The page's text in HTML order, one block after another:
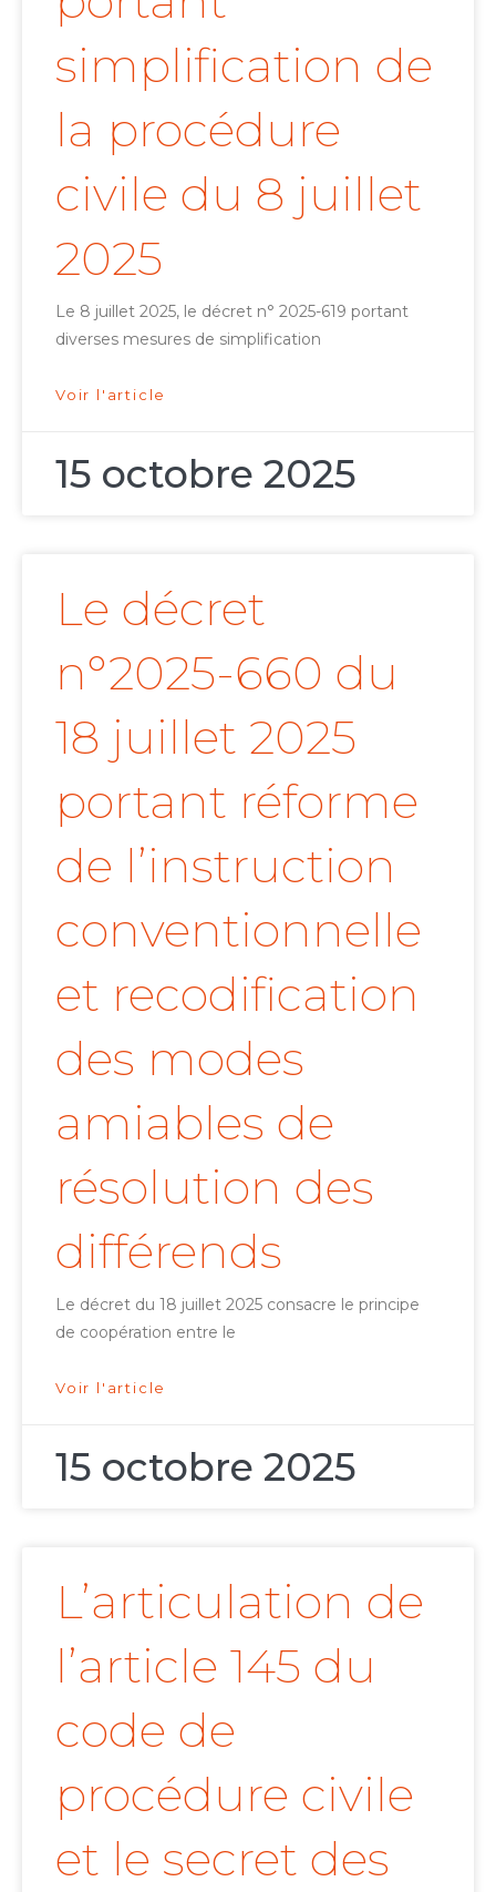
simplification de
la procédure
civile du 8 juillet
2025
Le 8 juillet 2025, le décret n° 2025-619 portant
diverses mesures de simplification
Voir l'article
15 octobre 2025
Le décret
n°2025-660 du
18 juillet 2025
portant réforme
de l’instruction
conventionnelle
et recodification
des modes
amiables de
résolution des
différends
Le décret du 18 juillet 2025 consacre le principe
de coopération entre le
Voir l'article
15 octobre 2025
L’articulation de
l’article 145 du
code de
procédure civile
et le secret des